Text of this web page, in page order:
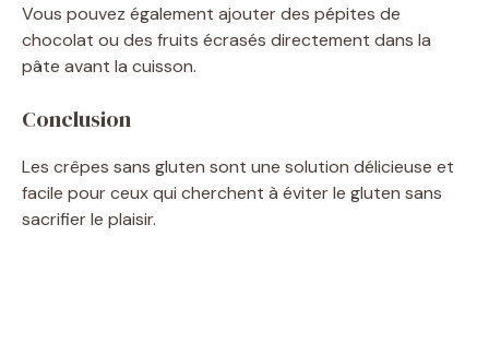
Vous pouvez également ajouter des pépites de
chocolat ou des fruits écrasés directement dans la
pâte avant la cuisson.
Conclusion
Les crêpes sans gluten sont une solution délicieuse et
facile pour ceux qui cherchent à éviter le gluten sans
sacrifier le plaisir.